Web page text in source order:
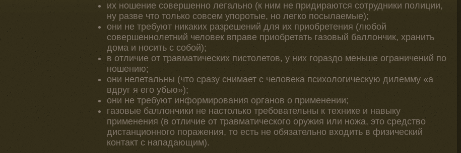
их ношение совершенно легально (к ним не придираются сотрудники полиции,
ну разве что только совсем упоротые, но легко посылаемые);
они не требуют никаких разрешений для их приобретения (любой
совершеннолетний человек вправе приобретать газовый баллончик, хранить
дома и носить с собой);
в отличие от травматических пистолетов, у них гораздо меньше ограничений по
ношению;
они нелетальны (что сразу снимает с человека психологическую дилемму «а
вдруг я его убью»);
они не требуют информирования органов о применении;
газовые баллончики не настолько требовательны к технике и навыку
применения (в отличие от травматического оружия или ножа, это средство
дистанционного поражения, то есть не обязательно входить в физический
контакт с нападающим).